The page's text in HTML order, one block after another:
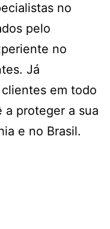
no
pelo
no
Já
em todo
a proteger a sua
e no Brasil.